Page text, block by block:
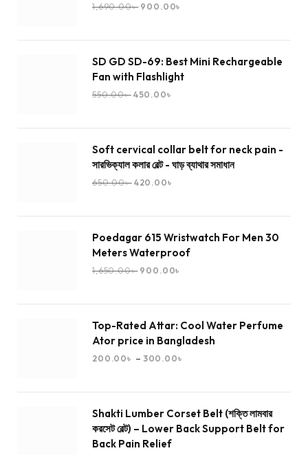
1,690.00৳ 900.00৳
SD GD SD-69: Best Mini Rechargeable
Fan with Flashlight
550.00৳ 450.00৳
Soft cervical collar belt for neck pain -
সারভিক্যাল কলার বেল্ট - ঘাড় ব্যাথার সমাধান
650.00৳ 420.00৳
Poedagar 615 Wristwatch For Men 30
Meters Waterproof
1,650.00৳ 900.00৳
Top-Rated Attar: Cool Water Perfume
Ator price in Bangladesh
200.00৳ – 300.00৳
Shakti Lumber Corset Belt (শক্তি লামবার
করসেট বেল্ট) – Lower Back Support Belt for
Back Pain Relief